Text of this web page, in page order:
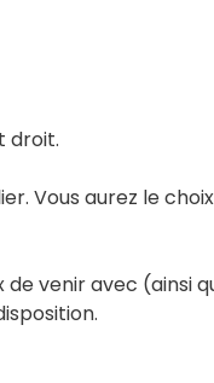
droit.
Vous aurez le
de venir avec (ainsi